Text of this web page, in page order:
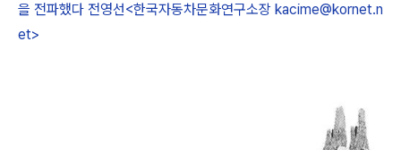
을 전파했다 전영선<한국자동차문화연구소장 kacime@kornet.n
et>